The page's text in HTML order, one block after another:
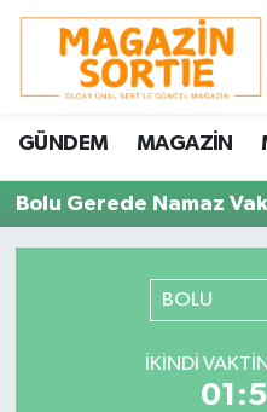
GÜNDEM MAGAZİN
Bolu Gerede Namaz
BOLU
İKINDI
Nöbetçi Eczaneler
Hava Durumu
Trafik Durumu
Süper Lig Puan
Son Dakika Haberleri